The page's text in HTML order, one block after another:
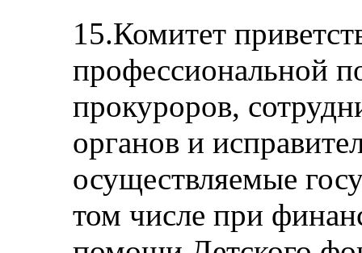
15.Комитет
профессиональной
прокуроров,
органов и
осуществляемые
том числе при